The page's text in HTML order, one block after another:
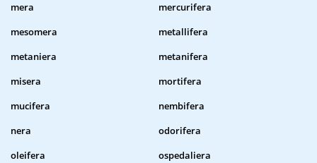
mera
mercurifera
mesomera
metallifera
metaniera
metanifera
misera
mortifera
mucifera
nembifera
nera
odorifera
oleifera
ospedaliera